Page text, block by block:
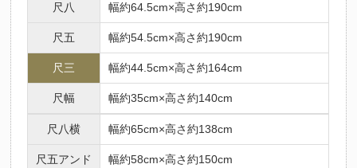
尺八 幅約64.5cm×高さ約190cm
尺五 幅約54.5cm×高さ約190cm
尺三 幅約44.5cm×高さ約164cm
尺幅 幅約35cm×高さ約140cm
尺八横 幅約65cm×高さ約138cm
尺五アンド 幅約58cm×高さ約150cm